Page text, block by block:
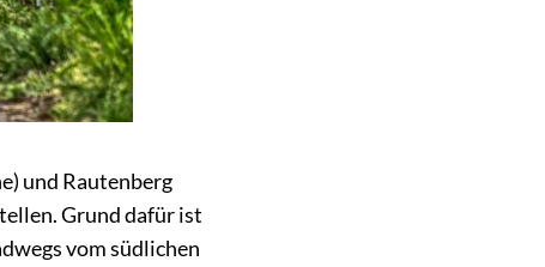
und Rautenberg
Grund dafür ist
vom südlichen